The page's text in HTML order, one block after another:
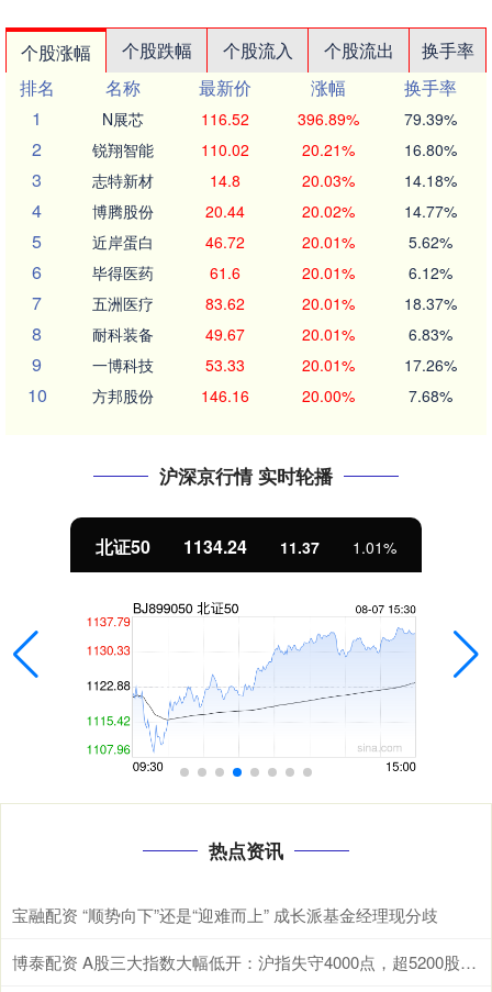
个股涨幅 个股跌幅 个股流入 个股流出
换手率
排名
名称 最新价 涨幅
换手率
1
N展芯 116.52 396.89% 79.39%
2 锐翔智能 110.02 20.21% 16.80%
3 志特新材 14.8 20.03% 14.18%
4 博腾股份 20.44 20.02% 14.77%
5 近岸蛋白 46.72 20.01% 5.62%
6 毕得医药 61.6 20.01% 6.12%
7 五洲医疗 83.62 20.01% 18.37%
8 耐科装备 49.67 20.01% 6.83%
9 一博科技 53.33 20.01% 17.26%
10 方邦股份 146.16 20.00% 7.68%
沪深京行情 实时轮播
北证50 1134.24 11.37 1.01%
热点资讯
宝融配资 “顺势向下”还是“迎难而上” 成长派基金经理现分歧
博泰配资 A股三大指数大幅低开：沪指失守4000点，超5200股飘绿